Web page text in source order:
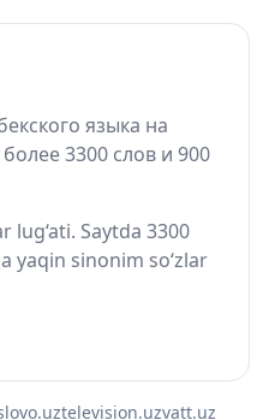
языка на
3300 слов и 900
lug‘ati. Saytda 3300
yaqin sinonim so‘zlar
television.uzvatt.uz